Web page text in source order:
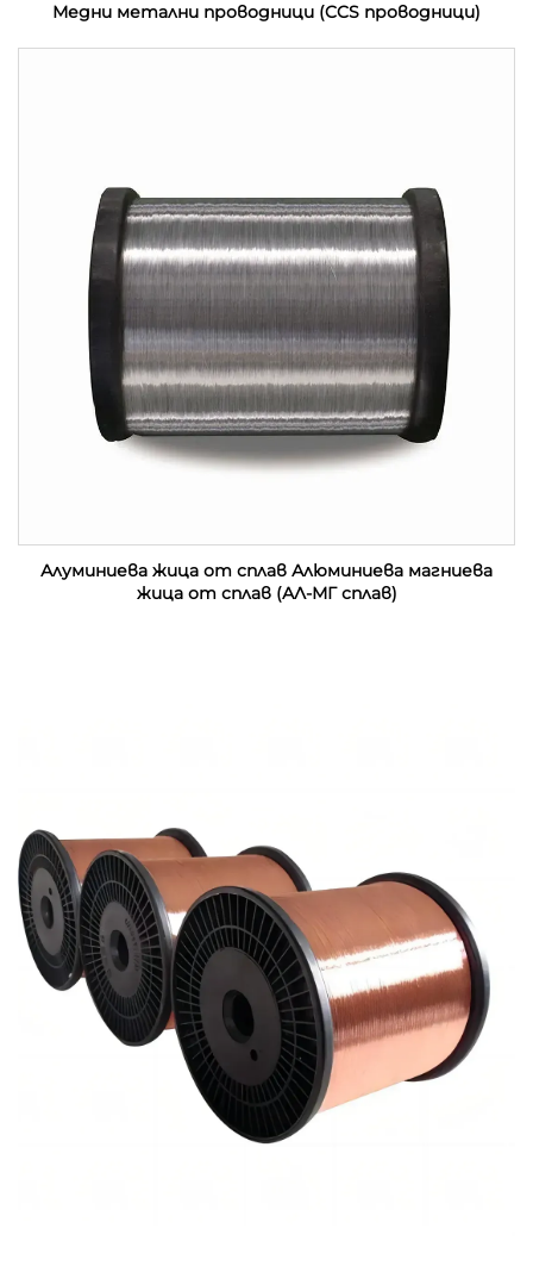
Медни метални проводници (CCS проводници)
Алуминиева жица от сплав Алюминиева магниева
жица от сплав (АЛ-МГ сплав)